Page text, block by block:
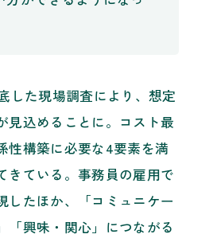
した現場調査により、想定
見込めることに。コスト最
性構築に必要な4要素を満
きている。事務員の雇用で
したほか、「コミュニケー
「興味・関心」につながる